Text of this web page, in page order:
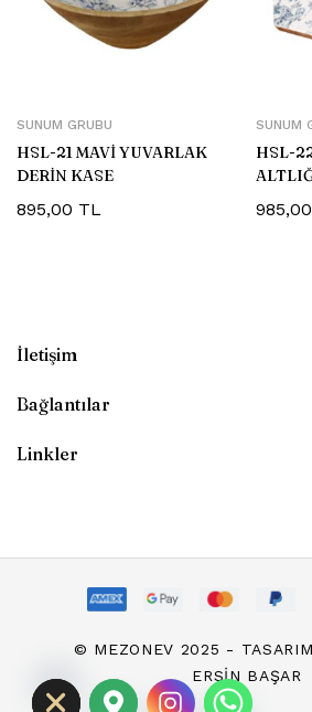
SUNUM GRUBU
HSL-21 MAVİ YUVARLAK
DERİN KASE
895,00 TL
SUNUM
HSL-
985,00
İletişim
Bağlantılar
Linkler
© MEZONEV 2025 -
ERSIN BAŞAR